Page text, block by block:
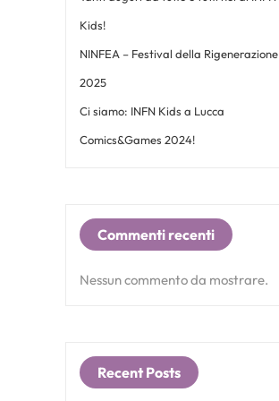
Kids!
NINFEA – Festival della Rigenerazione
2025
Ci siamo: INFN Kids a Lucca
Comics&Games 2024!
Commenti recenti
Nessun commento da mostrare.
Recent Posts